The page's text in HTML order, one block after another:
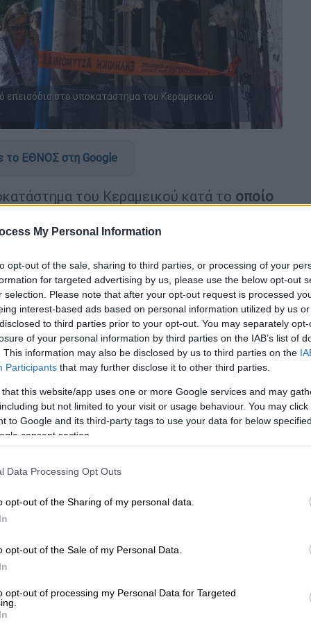
My Personal Information
opt-out of the sale, sharing to third parties, or processing of your
for targeted advertising by us, please use the below opt-out
selection. Please note that after your opt-out request is processed
interest-based ads based on personal information utilized by us
to third parties prior to your opt-out. You may separately
of your personal information by third parties on the IAB’s list of
This information may also be disclosed by us to third parties on the
Participants that may further disclose it to other third parties.
that this website/app uses one or more Google services and may
but not limited to your visit or usage behaviour. You may
to Google and its third-party tags to use your data for below
consent section.
Data Processing Opt Outs
opt-out of the Sharing of my personal data.
opt-out of the Sale of my Personal Data.
opt-out of processing my Personal Data for Targeted
στο υποκατάστημα του Κεραμεικού
το ΕΘΝΟΣ στη Google
του Κεραμεικού κατά το οποίο
πανελλαδικής απεργίας
το πρωί στα γραφεία του ΕΦΚΑ στον
και τραυμάτισετον υπάλληλο στο πόδι.
Αθηνώνόπου εισήλθε σε γραφείο
άτομα. Τελικά,ο δράστης
5 το απόγευμα.
viral: Βγάζει νοκ-άουτ μεθυσμένο που
πυρ σε ΕΦΚΑ και Εφετείο:
- Είχε πάνω του γεμάτο